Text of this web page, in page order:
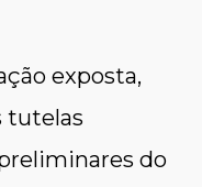
exposta,
tutelas
do